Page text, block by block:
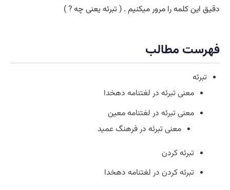
دقیق این کلمه را مرور میکنیم . ( تبرئه یعنی چه ? )
فهرست مطالب
تبرئه
معنی تبرئه در لغتنامه دهخدا
معنی تبرئه در لغتنامه معین
معنی تبرئه در فرهنگ عمید
تبرئه کردن
تبرئه کردن در لغتنامه دهخدا